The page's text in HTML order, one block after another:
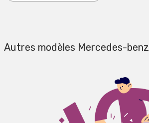
Autres modèles Mercedes-benz